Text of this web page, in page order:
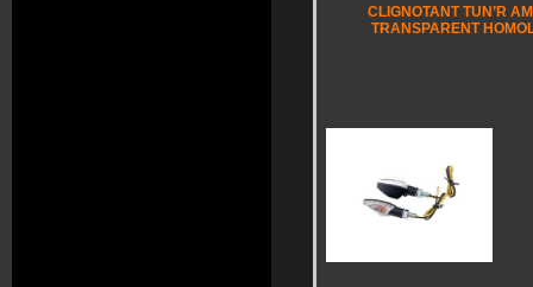
CLIGNOTANT TUN’R
TRANSPARENT